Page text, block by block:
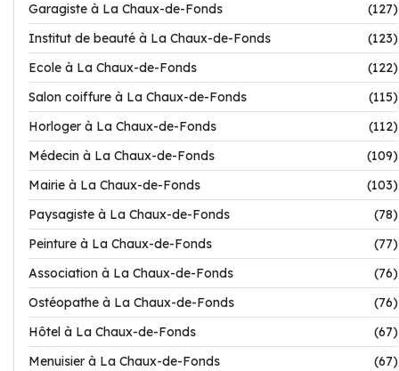
Garagiste à La Chaux-de-Fonds
(127)
Institut de beauté à La Chaux-de-Fonds
(123)
Ecole à La Chaux-de-Fonds
(122)
Salon coiffure à La Chaux-de-Fonds
(115)
Horloger à La Chaux-de-Fonds
(112)
Médecin à La Chaux-de-Fonds
(109)
Mairie à La Chaux-de-Fonds
(103)
Paysagiste à La Chaux-de-Fonds
(78)
Peinture à La Chaux-de-Fonds
(77)
Association à La Chaux-de-Fonds
(76)
Ostéopathe à La Chaux-de-Fonds
(76)
Hôtel à La Chaux-de-Fonds
(67)
Menuisier à La Chaux-de-Fonds
(67)